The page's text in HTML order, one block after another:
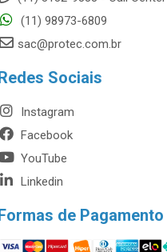
(11) 98973-6809
sac@protec.com.br
Sociais
Instagram
Facebook
YouTube
Linkedin
de Pagamento